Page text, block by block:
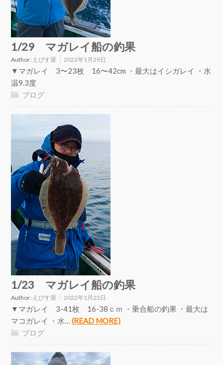
1/29 マガレイ船の釣果
Author: えびす屋 2022年1月29日
▼マガレイ 3〜23枚 16〜42cm ・最大はイシガレイ ・水
温9.3度
ブログ
1/23 マガレイ船の釣果
Author: えびす屋 2022年1月23日
▼マガレイ 3-41枚 16-38ｃｍ ・乗合船の釣果 ・最大は
マコガレイ ・水…(READ MORE)
ブログ